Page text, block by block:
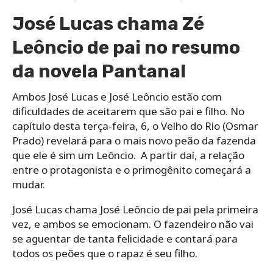
José Lucas chama Zé
Leôncio de pai no resumo
da novela Pantanal
Ambos José Lucas e José Leôncio estão com
dificuldades de aceitarem que são pai e filho. No
capítulo desta terça-feira, 6, o Velho do Rio (Osmar
Prado) revelará para o mais novo peão da fazenda
que ele é sim um Leôncio. A partir daí, a relação
entre o protagonista e o primogênito começará a
mudar.
José Lucas chama José Leôncio de pai pela primeira
vez, e ambos se emocionam. O fazendeiro não vai
se aguentar de tanta felicidade e contará para
todos os peões que o rapaz é seu filho.